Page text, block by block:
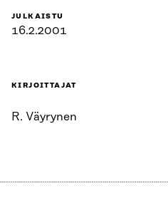
JULKAISTU
16.2.2001
KIRJOITTAJAT
R. Väyrynen